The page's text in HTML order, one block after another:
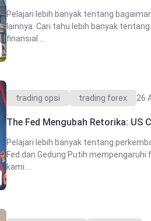
Pelajari lebih banyak tentang
lainnya. Cari tahu lebih banyak
finansial....
trading opsi trading forex 26
The Fed Mengubah Retorika: US
Pelajari lebih banyak tentang
Fed dan Gedung Putih
kami....